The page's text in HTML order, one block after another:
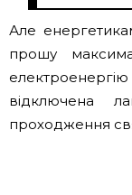
Але
прошу
відключена
проходження